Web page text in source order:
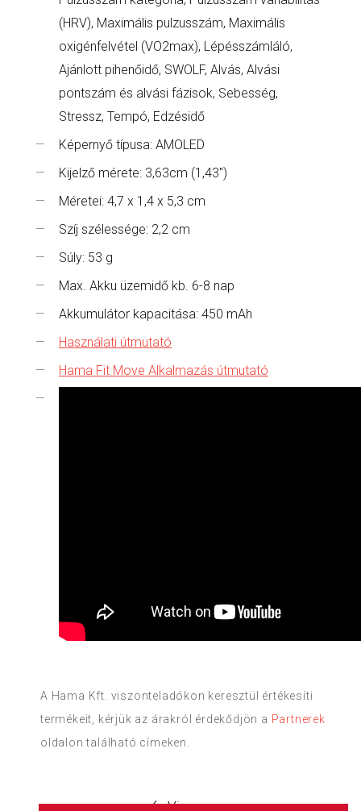
(HRV), Maximális pulzusszám, Maximális
oxigénfelvétel (VO2max), Lépésszámláló,
Ajánlott pihenőidő, SWOLF, Alvás, Alvási
pontszám és alvási fázisok, Sebesség,
Stressz, Tempó, Edzésidő
Képernyő típusa: AMOLED
Kijelző mérete: 3,63cm (1,43")
Méretei: 4,7 x 1,4 x 5,3 cm
Szíj szélessége: 2,2 cm
Súly: 53 g
Max. Akku üzemidő kb. 6-8 nap
Akkumulátor kapacitása: 450 mAh
Használati útmutató
Hama Fit Move Alkalmazás útmutató
A Hama Kft. viszonteladókon keresztül értékesíti
termékeit, kérjük az árakról érdekődjön a Partnerek
oldalon található címeken.
Vissza